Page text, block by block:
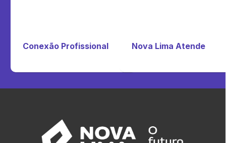
Conexão Profissional Nova Lima Atende